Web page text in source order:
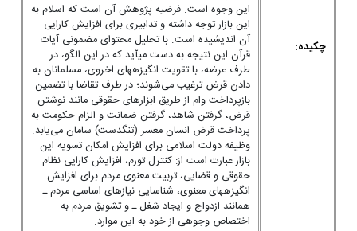
چکیده:
این وجوه است. فرضیه پژوهش آن است که اسلام به
این بازار توجه داشته و تدابیری برای افزایش کارایی
آن اندیشیده است. با تحلیل محتوای مضمونی آیات
قرآن این نتیجه به دست می‎آید که در این الگو، در
طرف عرضه، با تقویت انگیزه‎های اخروی، مسلمانان به
دادن قرض ترغیب می‌شوند؛ در طرف تقاضا با تضمین
بازپرداخت وام از طریق ابزارهای حقوقی مانند نوشتن
قرض، گرفتن شاهد، گرفتن ضمانت و الزام حکومت به
پرداخت قرض انسان معسر (تنگدست) سامان می‌یابد.
وظیفه دولت اسلامی برای افزایش امکان تسویه این
بازار عبارت است از: کنترل تورم، افزایش کارایی نظام
حقوقی و قضایی، تربیت معنوی مردم برای افزایش
انگیزه‎های معنوی، شناسایی نیازهای اساسی مردم ـ
همانند ازدواج و ایجاد شغل ـ و تشویق مردم به
اختصاص وجوهی از خود به این موارد.